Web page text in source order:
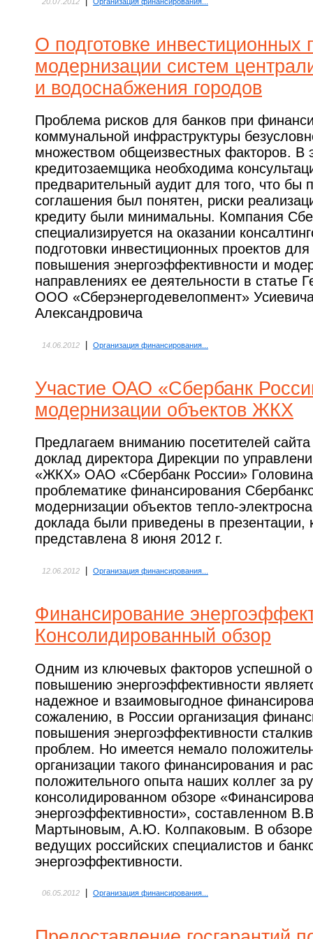
О подготовке инвестиционных
модернизации систем
и водоснабжения городов
Проблема рисков для банков при
коммунальной инфраструктуры
множеством общеизвестных факторов. В
кредитозаемщика необходима
предварительный аудит для того, что бы
соглашения был понятен, риски
кредиту были минимальны. Компания
специализируется на оказании
подготовки инвестиционных проектов
повышения энергоэффективности и
направлениях ее деятельности в статье
ООО «Сберэнергодевелопмент»
Александровича
14.06.2012 Организация финансирования...
Участие ОАО «Сбербанк
модернизации объектов ЖКХ
Предлагаем вниманию посетителей
доклад директора Дирекции по
«ЖКХ» ОАО «Сбербанк России»
проблематике финансирования
модернизации объектов тепло-
доклада были приведены в презентации,
представлена 8 июня 2012 г.
12.06.2012 Организация финансирования...
Финансирование
Консолидированный обзор
Одним из ключевых факторов успешной
повышению энергоэффективности
надежное и взаимовыгодное
сожалению, в России организация
повышения энергоэффективности
проблем. Но имеется немало
организации такого финансирования и
положительного опыта наших коллег за
консолидированном обзоре
энергоэффективности», составленном
Мартыновым, А.Ю. Колпаковым. В обзоре
ведущих российских специалистов и
энергоэффективности.
06.05.2012 Организация финансирования...